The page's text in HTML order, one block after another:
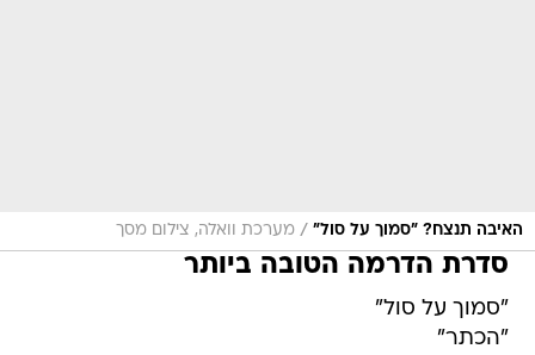
האיבה תנצח? "סמוך על סול" / מערכת וואלה, צילום מסך
סדרת הדרמה הטובה ביותר
"סמוך על סול"
"הכתר"